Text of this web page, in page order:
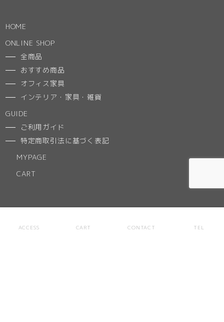
HOME
ONLINE SHOP
全商品
おすすめ商品
オフィス家具
インテリア・家具・雑貨
GUIDE
ご利用ガイド
特定商取引法に基づく表記
MYPAGE
CART
ACCESS
ACCESS CART CONTACT TEL